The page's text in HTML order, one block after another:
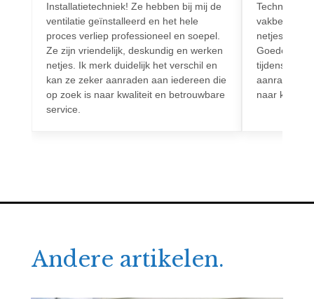
Installatietechniek! Ze hebben bij mij de
ventilatie geïnstalleerd en het hele
proces verliep professioneel en soepel.
Ze zijn vriendelijk, deskundig en werken
netjes. Ik merk duidelijk het verschil en
kan ze zeker aanraden aan iedereen die
op zoek is naar kwaliteit en betrouwbare
service.
Techniek!
netjes en
Goede
tijdens het
aanrader
naar
Andere artikelen.